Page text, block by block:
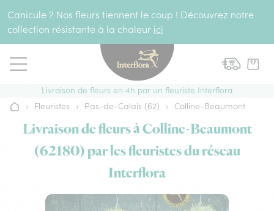
Canicule ? Nos fleurs tiennent le coup ! Découvrez notre
collection résistante à la chaleur ici
Livraison de fleurs en 4h par un fleuriste Interflora
Accueil
› Fleuristes › Pas-de-Calais (62) › Colline-Beaumont
Livraison de fleurs à Colline-Beaumont
(62180) par les fleuristes du réseau
Interflora